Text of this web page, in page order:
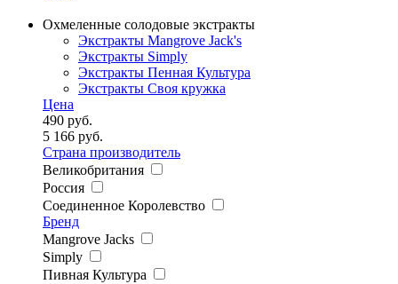
Охмеленные солодовые экстракты
Экстракты Mangrove Jack's
Экстракты Simply
Экстракты Пенная Культура
Экстракты Своя кружка
Цена
490 руб.
5 166 руб.
Страна производитель
Великобритания
Россия
Соединенное Королевство
Бренд
Mangrove Jacks
Simply
Пивная Культура